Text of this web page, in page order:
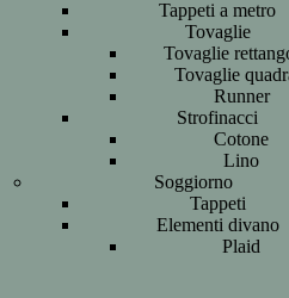
Tappeti a metro
Tovaglie
Tovaglie
Tovaglie
Runner
Strofinacci
Cotone
Lino
Soggiorno
Tappeti
Elementi divano
Plaid